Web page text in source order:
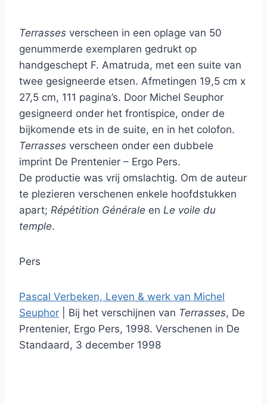
Terrasses verscheen in een oplage van 50
genummerde exemplaren gedrukt op
handgeschept F. Amatruda, met een suite van
twee gesigneerde etsen. Afmetingen 19,5 cm x
27,5 cm, 111 pagina’s. Door Michel Seuphor
gesigneerd onder het frontispice, onder de
bijkomende ets in de suite, en in het colofon.
Terrasses verscheen onder een dubbele
imprint De Prentenier – Ergo Pers.
De productie was vrij omslachtig. Om de auteur
te plezieren verschenen enkele hoofdstukken
apart; Répétition Générale en Le voile du
temple.
Pers
Pascal Verbeken, Leven & werk van Michel
Seuphor | Bij het verschijnen van Terrasses, De
Prentenier, Ergo Pers, 1998. Verschenen in De
Standaard, 3 december 1998